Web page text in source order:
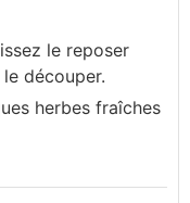
le reposer
découper.
herbes fraîches